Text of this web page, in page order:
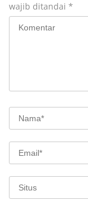
wajib ditandai *